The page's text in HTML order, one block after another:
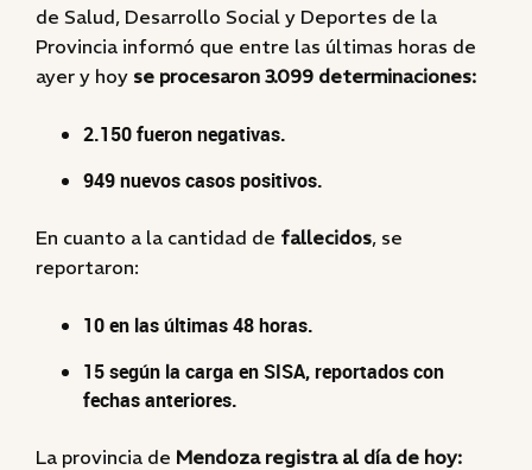
de Salud, Desarrollo Social y Deportes de la
Provincia informó que entre las últimas horas de
ayer y hoy se procesaron 3.099 determinaciones:
2.150 fueron negativas.
949 nuevos casos positivos.
En cuanto a la cantidad de fallecidos, se
reportaron:
10 en las últimas 48 horas.
15 según la carga en SISA, reportados con
fechas anteriores.
La provincia de Mendoza registra al día de hoy: